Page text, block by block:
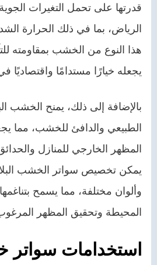
قدرتها على تحمل التغيرات
الرياض، بما في ذلك الحرارة
هذا النوع من الخشب بمقاومته
يجعله خيارًا مستدامًا واقتصاديًا
بالإضافة إلى ذلك، يمنح الخشب
الطبيعي والدافئ للخشب، مما
المظهر الخارجي للمنازل
يمكن تخصيص سواتر الخشب
وألوان مختلفة، مما يسمح
المحيطة وتحقيق المظهر
استخدامات سواتر